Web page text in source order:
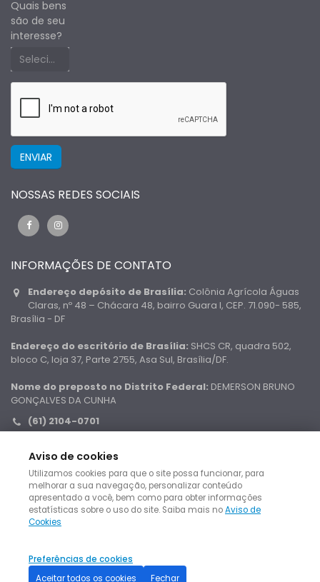
Aviso de cookies
Utilizamos cookies para que o site possa funcionar, para
melhorar a sua navegação, personalizar conteúdo
apresentado a você, bem como para obter informações
estatísticas sobre o uso do site. Saiba mais noAviso de
Cookies
Preferências de cookies
Aceitar todos os cookies
Fechar
Quais bens
são de seu
interesse?
Selecione um estado primeiro
NOSSAS REDES SOCIAIS
INFORMAÇÕES DE CONTATO
Endereço depósito de Brasília: Colônia Agrícola Águas
Claras, nº 48 – Chácara 48, bairro Guara I, CEP. 71.090- 585,
Brasília - DF
Endereço do escritório de Brasília: SHCS CR, quadra 502,
bloco C, loja 37, Parte 2755, Asa Sul, Brasília/DF.
Nome do preposto no Distrito Federal: DEMERSON BRUNO
GONÇALVES DA CUNHA
(61) 2104-0701
contato@cidafixerleiloes.com.br
© Copyright Leiloes Judiciais no Brasil. Todos direitos
reservados.